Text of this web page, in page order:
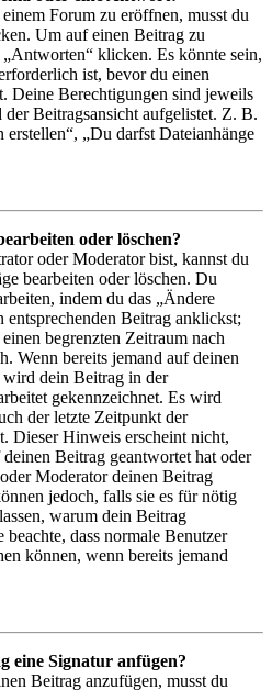
Forum zu eröffnen, musst du
Um auf einen Beitrag zu
klicken. Es könnte sein,
ist, bevor du einen
Deine Berechtigungen sind jeweils
Beitragsansicht aufgelistet. Z. B.
erstellen“, „Du darfst Dateianhänge
oder löschen?
oder Moderator bist, kannst du
bearbeiten oder löschen. Du
indem du das „Ändere
Beitrag anklickst;
begrenzten Zeitraum nach
Wenn bereits jemand auf deinen
dein Beitrag in der
gekennzeichnet. Es wird
der letzte Zeitpunkt der
Dieser Hinweis erscheint nicht,
Beitrag geantwortet hat oder
Moderator deinen Beitrag
jedoch, falls sie es für nötig
warum dein Beitrag
dass normale Benutzer
können, wenn bereits jemand
eine Signatur anfügen?
Beitrag anzufügen, musst du